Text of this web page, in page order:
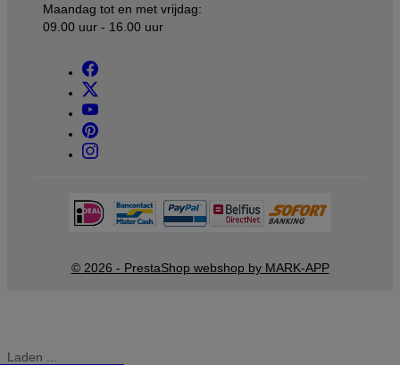
Maandag tot en met vrijdag:
09.00 uur - 16.00 uur
© 2026 - PrestaShop webshop by MARK-APP
Laden ...